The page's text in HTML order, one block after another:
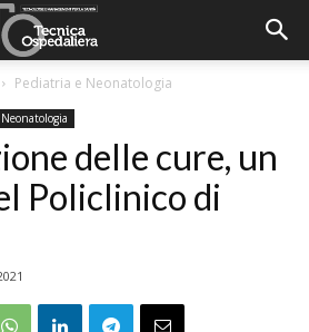
Pediatria e Neonatologia
delle cure, un
Policlinico di